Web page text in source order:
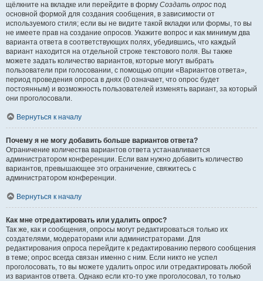
щёлкните на вкладке или перейдите в форму Создать опрос под
основной формой для создания сообщения, в зависимости от
используемого стиля; если вы не видите такой вкладки или формы, то вы
не имеете прав на создание опросов. Укажите вопрос и как минимум два
варианта ответа в соответствующих полях, убедившись, что каждый
вариант находится на отдельной строке текстового поля. Вы также
можете задать количество вариантов, которые могут выбрать
пользователи при голосовании, с помощью опции «Вариантов ответа»,
период проведения опроса в днях (0 означает, что опрос будет
постоянным) и возможность пользователей изменять вариант, за который
они проголосовали.
Вернуться к началу
Почему я не могу добавить больше вариантов ответа?
Ограничение количества вариантов ответа устанавливается
администратором конференции. Если вам нужно добавить количество
вариантов, превышающее это ограничение, свяжитесь с
администратором конференции.
Вернуться к началу
Как мне отредактировать или удалить опрос?
Так же, как и сообщения, опросы могут редактироваться только их
создателями, модераторами или администраторами. Для
редактирования опроса перейдите к редактированию первого сообщения
в теме; опрос всегда связан именно с ним. Если никто не успел
проголосовать, то вы можете удалить опрос или отредактировать любой
из вариантов ответа. Однако если кто-то уже проголосовал, то только